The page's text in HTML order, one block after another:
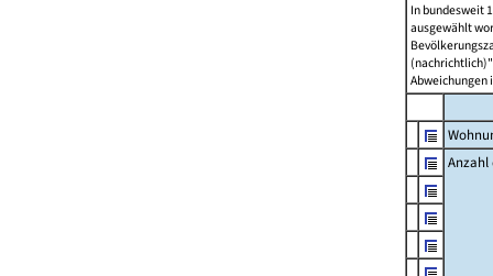
In bundesweit
ausgewählt
Abweichungen
Anzahl